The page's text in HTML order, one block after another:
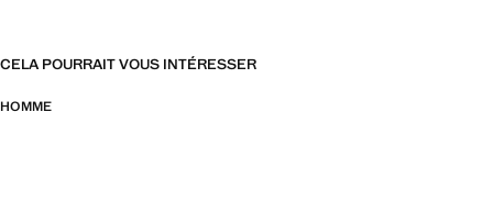
CELA POURRAIT VOUS INTÉRESSER
HOMME